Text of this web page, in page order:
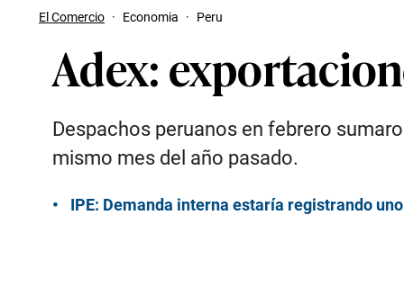
El Comercio · Economia · Peru
Adex:
Despachos peruanos en febrero
mismo mes del año pasado.
IPE: Demanda interna estaría registrando